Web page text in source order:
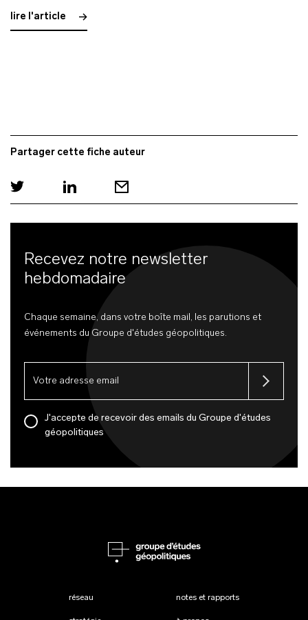
lire l'article
Partager cette fiche auteur
Recevez notre newsletter
hebdomadaire
Chaque semaine, dans votre boîte mail, les parutions et
événements du Groupe d'études géopolitiques.
J'accepte de recevoir des emails du Groupe d'études
géopolitiques
réseau notes et rapports